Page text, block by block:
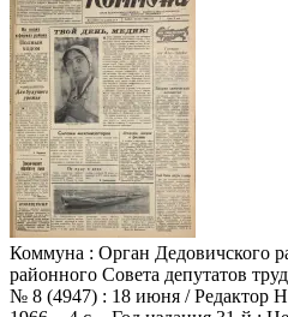
Коммуна : Орган Дедовичского
районного Совета депутатов
№ 8 (4947) : 18 июня / Редактор